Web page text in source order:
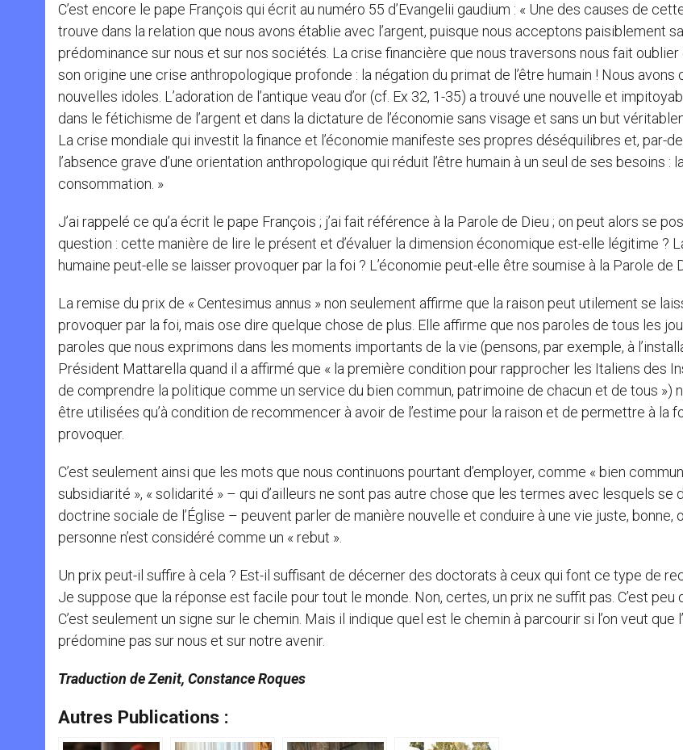
C’est encore le pape François qui écrit au numéro 55 d’Evangelii gaudium : « Une des causes de
trouve dans la relation que nous avons établie avec l’argent, puisque nous acceptons paisiblement sa
prédominance sur nous et sur nos sociétés. La crise financière que nous traversons nous fait oublier
son origine une crise anthropologique profonde : la négation du primat de l’être humain ! Nous avons
nouvelles idoles. L’adoration de l’antique veau d’or (cf. Ex 32, 1-35) a trouvé une nouvelle et
dans le fétichisme de l’argent et dans la dictature de l’économie sans visage et sans un but
La crise mondiale qui investit la finance et l’économie manifeste ses propres déséquilibres et, par-
l’absence grave d’une orientation anthropologique qui réduit l’être humain à un seul de ses besoins : la
consommation. »
J’ai rappelé ce qu’a écrit le pape François ; j’ai fait référence à la Parole de Dieu ; on peut alors se
question : cette manière de lire le présent et d’évaluer la dimension économique est-elle légitime ?
humaine peut-elle se laisser provoquer par la foi ? L’économie peut-elle être soumise à la Parole de
La remise du prix de « Centesimus annus » non seulement affirme que la raison peut utilement se
provoquer par la foi, mais ose dire quelque chose de plus. Elle affirme que nos paroles de tous les
paroles que nous exprimons dans les moments importants de la vie (pensons, par exemple, à
Président Mattarella quand il a affirmé que « la première condition pour rapprocher les Italiens des
de comprendre la politique comme un service du bien commun, patrimoine de chacun et de tous »)
être utilisées qu’à condition de recommencer à avoir de l’estime pour la raison et de permettre à la
provoquer.
C’est seulement ainsi que les mots que nous continuons pourtant d’employer, comme « bien commun
subsidiarité », « solidarité » – qui d’ailleurs ne sont pas autre chose que les termes avec lesquels se
doctrine sociale de l’Église – peuvent parler de manière nouvelle et conduire à une vie juste, bonne,
personne n’est considéré comme un « rebut ».
Un prix peut-il suffire à cela ? Est-il suffisant de décerner des doctorats à ceux qui font ce type de
Je suppose que la réponse est facile pour tout le monde. Non, certes, un prix ne suffit pas. C’est peu
C’est seulement un signe sur le chemin. Mais il indique quel est le chemin à parcourir si l’on veut que
prédomine pas sur nous et sur notre avenir.
Traduction de Zenit, Constance Roques
Autres Publications :